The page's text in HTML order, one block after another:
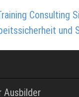
Ausbilder